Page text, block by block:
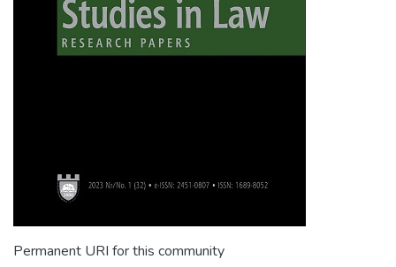
Permanent URI for this community